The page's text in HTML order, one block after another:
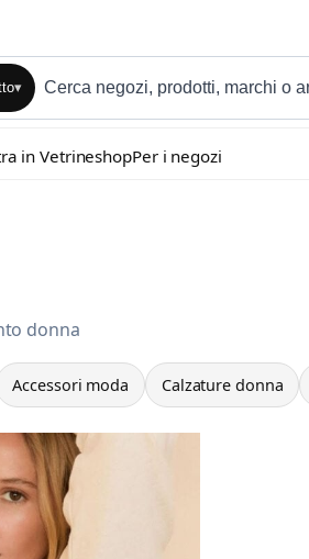
▾
in VetrineshopPer i negozi
donna
Accessori moda Calzature donna